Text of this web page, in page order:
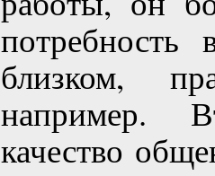
близком,
например.
качество